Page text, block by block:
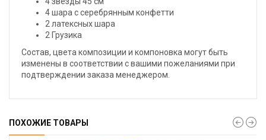
4 шара с серебрянным конфетти
2 латексных шара
2 Грузика
Состав, цвета композиции и компоновка могут быть
изменены в соответствии с вашими пожеланиями при
подтверждении заказа менеджером.
ПОХОЖИЕ ТОВАРЫ